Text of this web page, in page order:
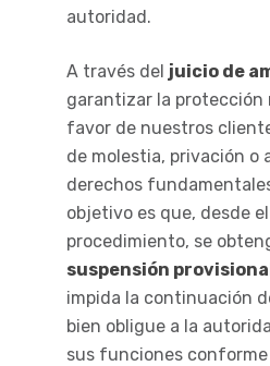
autoridad.
A través del juicio de
garantizar la protección
favor de nuestros
de molestia, privación o
derechos
objetivo es que, desde
procedimiento, se
suspensión
impida la continuación
bien obligue a la
sus funciones